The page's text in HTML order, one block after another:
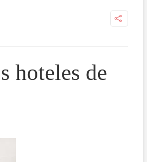
hoteles de